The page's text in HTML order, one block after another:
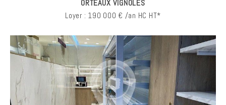
ORTEAUX VIGNOLES
Loyer : 190 000 € /an HC HT*